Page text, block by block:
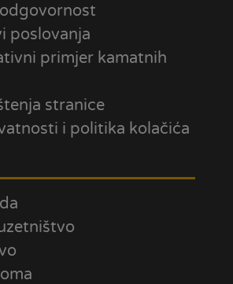
poslovanja
primjer kamatnih
stranice
i politika kolačića